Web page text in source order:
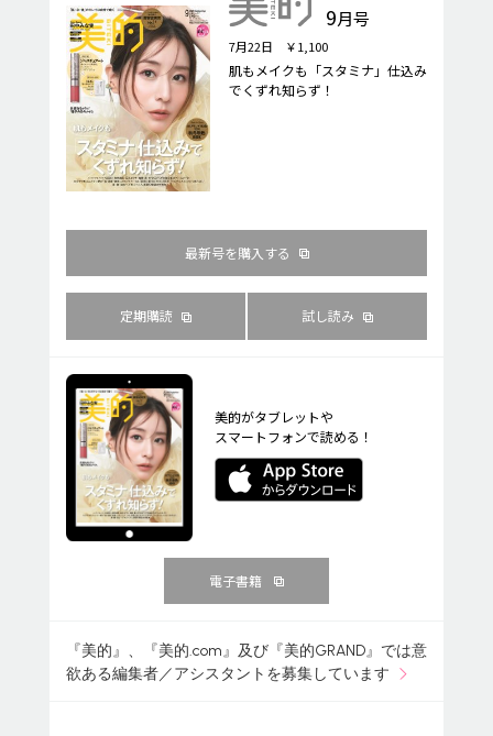
9月号
7月22日 ￥1,100
肌もメイクも「スタミナ」仕込み
でくずれ知らず！
最新号を購入する
定期購読 試し読み
美的がタブレットや
スマートフォンで読める！
電子書籍
『美的』、『美的.com』及び『美的GRAND』では意
欲ある編集者／アシスタントを募集しています